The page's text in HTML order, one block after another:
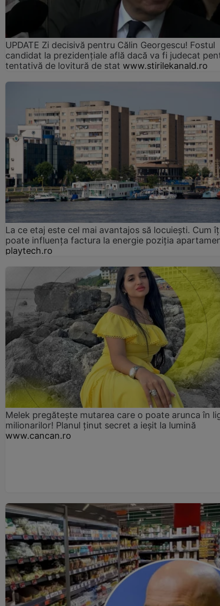
UPDATE Zi decisivă pentru Călin Georgescu! Fostul
candidat la prezidențiale află dacă va fi judecat
tentativă de lovitură de stat www.stirilekanald.ro
La ce etaj este cel mai avantajos să locuiești. Cum
poate influența factura la energie poziția
playtech.ro
Melek pregătește mutarea care o poate arunca în
milionarilor! Planul ținut secret a ieșit la lumină
www.cancan.ro